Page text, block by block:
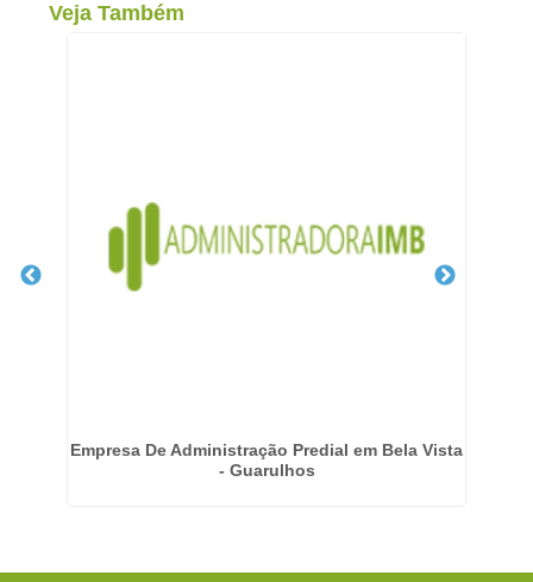
Veja Também
Empresa De Administração Predial em Bela Vista
- Guarulhos